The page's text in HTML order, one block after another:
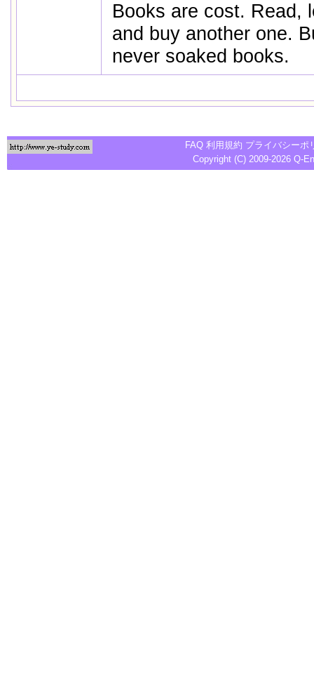
Books are cost. Read,
and buy another one.
never soaked books.
FAQ 利用規約 プライバシーポ
Copyright (C) 2009-2026 Q-